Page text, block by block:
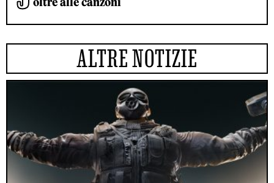
ALTRE NOTIZIE